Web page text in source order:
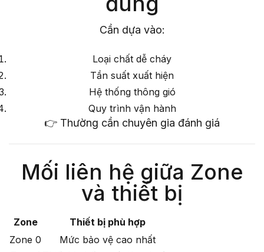
Cần dựa vào:
Loại chất dễ cháy
Tần suất xuất hiện
Hệ thống thông gió
Quy trình vận hành
👉 Thường cần chuyên gia đánh giá
Mối liên hệ giữa Zone
và thiết bị
Zone
Thiết bị phù hợp
Zone 0
Mức bảo vệ cao nhất